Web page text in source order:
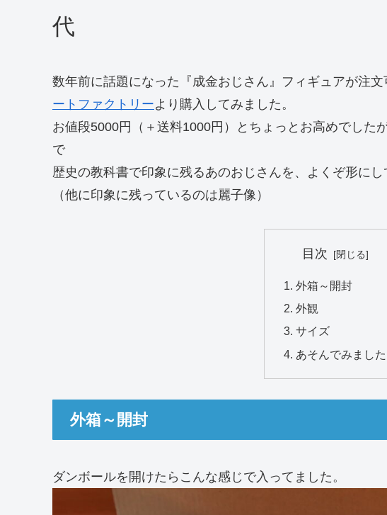
代
数年前に話題になった『成金おじさん』フィギュアが注文
ートファクトリーより購入してみました。
お値段5000円（＋送料1000円）とちょっとお高めでした
で
歴史の教科書で印象に残るあのおじさんを、よくぞ形にし
（他に印象に残っているのは麗子像）
目次
外箱～開封
外観
サイズ
あそんでみました
外箱～開封
ダンボールを開けたらこんな感じで入ってました。